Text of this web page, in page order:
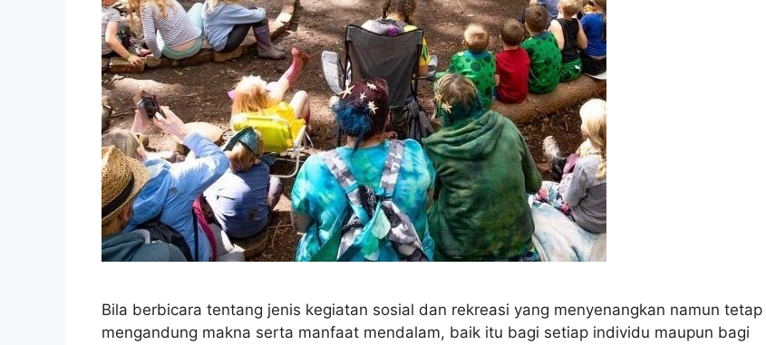
Bila berbicara tentang jenis kegiatan sosial dan rekreasi yang menyenangkan namun tetap
mengandung makna serta manfaat mendalam, baik itu bagi setiap individu maupun bagi